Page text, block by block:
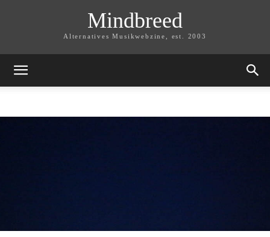
Mindbreed
Alternatives Musikwebzine, est. 2003